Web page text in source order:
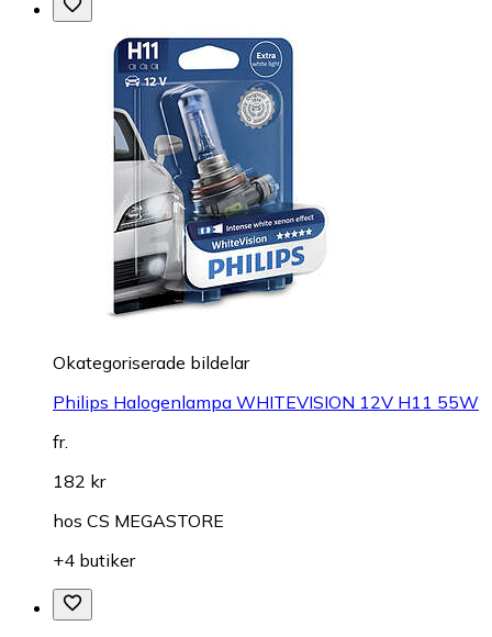
Okategoriserade bildelar
Philips Halogenlampa WHITEVISION 12V H11 55W
fr.
182 kr
hos CS MEGASTORE
+4 butiker